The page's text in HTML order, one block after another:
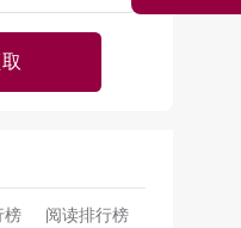
榜 阅读排行榜